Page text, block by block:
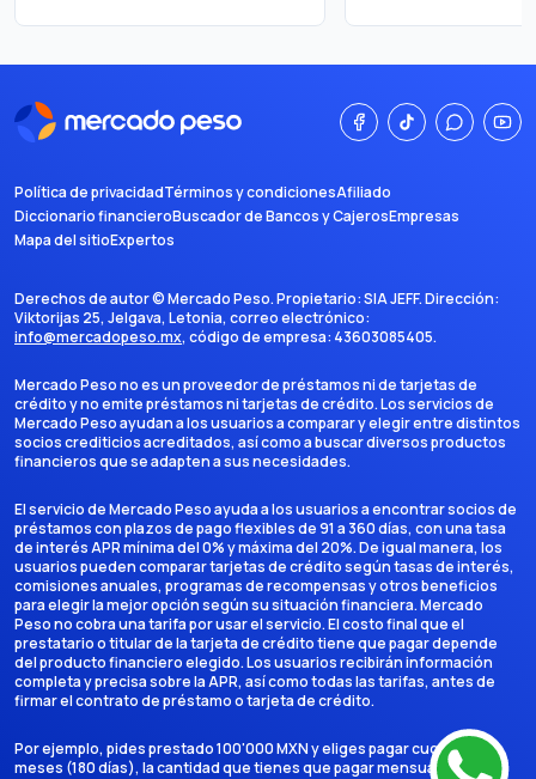
Política de privacidadTérminos y condicionesAfiliado
Diccionario financieroBuscador de Bancos y CajerosEmpresas
Mapa del sitioExpertos
Derechos de autor ©Mercado Peso. Propietario:SIA JEFF. Dirección:
Viktorijas 25, Jelgava, Letonia, correo electrónico:
info@mercadopeso.mx, código de empresa: 43603085405.
Mercado Peso no es un proveedor de préstamos ni de tarjetas de
crédito y no emite préstamos ni tarjetas de crédito. Los servicios de
Mercado Peso ayudan a los usuarios a comparar y elegir entre distintos
socios crediticios acreditados, así como a buscar diversos productos
financieros que se adapten a sus necesidades.
El servicio de Mercado Peso ayuda a los usuarios a encontrar socios de
préstamos con plazos de pago flexibles de 91 a 360 días, con una tasa
de interés APR mínima del 0% y máxima del 20%. De igual manera, los
usuarios pueden comparar tarjetas de crédito según tasas de interés,
comisiones anuales, programas de recompensas y otros beneficios
para elegir la mejor opción según su situación financiera. Mercado
Peso no cobra una tarifa por usar el servicio. El costo final que el
prestatario o titular de la tarjeta de crédito tiene que pagar depende
del producto financiero elegido. Los usuarios recibirán información
completa y precisa sobre la APR, así como todas las tarifas, antes de
firmar el contrato de préstamo o tarjeta de crédito.
Por ejemplo, pides prestado 100'000 MXN y eliges pagar cuotas en 6
meses (180 días), la cantidad que tienes que pagar mensualmente es